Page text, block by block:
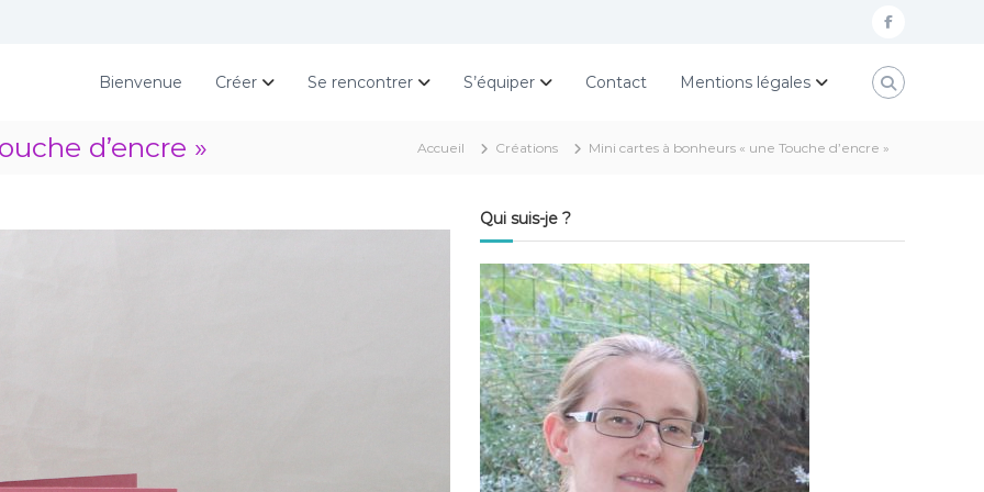
f
c
Bienvenue Créer Se rencontrer S’équiper Contact Mentions légales
d’encre » Accueil Créations Mini cartes à bonheurs « une Touche d’encre »
Qui suis-je ?